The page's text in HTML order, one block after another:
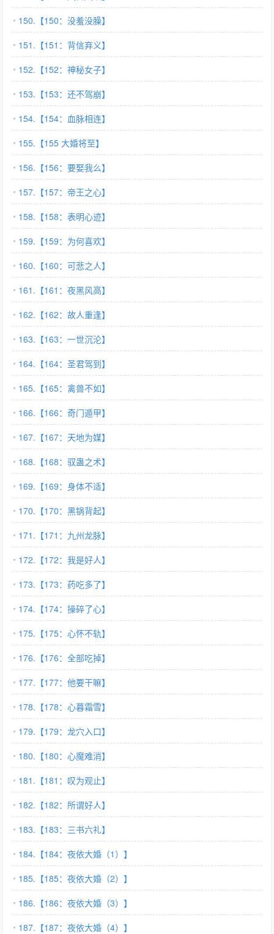
150.【150：没羞没臊】
151.【151：背信弃义】
152.【152：神秘女子】
153.【153：还不驾崩】
154.【154：血脉相连】
155.【155 大婚将至】
156.【156：要娶我么】
157.【157：帝王之心】
158.【158：表明心迹】
159.【159：为何喜欢】
160.【160：可悲之人】
161.【161：夜黑风高】
162.【162：故人重逢】
163.【163：一世沉沦】
164.【164：圣君驾到】
165.【165：禽兽不如】
166.【166：奇门遁甲】
167.【167：天地为媒】
168.【168：驭蛊之术】
169.【169：身体不适】
170.【170：黑锅背起】
171.【171：九州龙脉】
172.【172：我是好人】
173.【173：药吃多了】
174.【174：操碎了心】
175.【175：心怀不轨】
176.【176：全部吃掉】
177.【177：他要干嘛】
178.【178：心暮霜雪】
179.【179：龙穴入口】
180.【180：心魔难消】
181.【181：叹为观止】
182.【182：所谓好人】
183.【183：三书六礼】
184.【184：夜依大婚（1）】
185.【185：夜依大婚（2）】
186.【186：夜依大婚（3）】
187.【187：夜依大婚（4）】